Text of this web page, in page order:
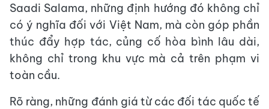
Saadi Salama, những định hướng đó không chỉ
có ý nghĩa đối với Việt Nam, mà còn góp phần
thúc đẩy hợp tác, củng cố hòa bình lâu dài,
không chỉ trong khu vực mà cả trên phạm vi
toàn cầu.
Rõ ràng, những đánh giá từ các đối tác quốc tế